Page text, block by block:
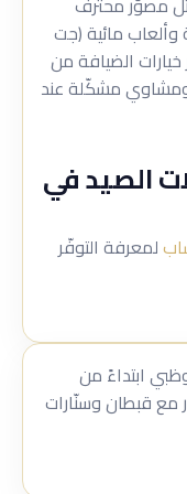
مائية (جت
الضيافة من
ومشاوي مشكّلة عند
الصيد في
لمعرفة التوفّر
ابتداءً من
مع قبطان وسنّارات